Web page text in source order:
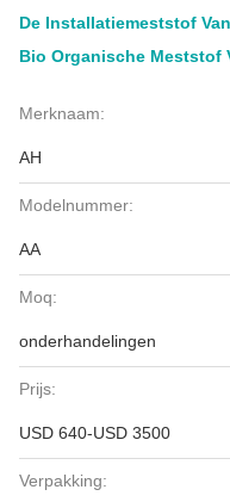
De Installatiemeststof
Bio Organische Meststof
Merknaam:
AH
Modelnummer:
AA
Moq:
onderhandelingen
Prijs:
USD 640-USD 3500
Verpakking: